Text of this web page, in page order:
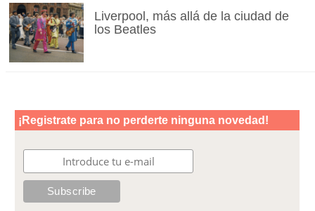
Liverpool, más allá de la ciudad de
los Beatles